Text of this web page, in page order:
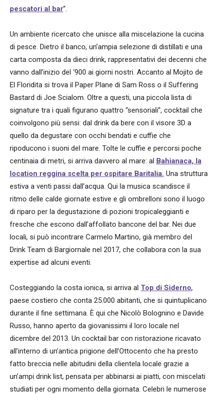
pescatori al bar”.
Un ambiente ricercato che unisce alla miscelazione la cucina
di pesce. Dietro il banco, un’ampia selezione di distillati e una
carta composta da dieci drink, rappresentativi dei decenni che
vanno dall’inizio del ‘900 ai giorni nostri. Accanto al Mojito de
El Floridita si trova il Paper Plane di Sam Ross o il Suffering
Bastard di Joe Scialom. Oltre a questi, una piccola lista di
signature tra i quali figurano quattro “sensoriali”, cocktail che
coinvolgono più sensi: dal drink da bere con il visore 3D a
quello da degustare con occhi bendati e cuffie che
ripoducono i suoni del mare. Tolte le cuffie e percorsi poche
centinaia di metri, si arriva davvero al mare: al Bahianaca, la
location reggina scelta per ospitare Baritalia. Una struttura
estiva a venti passi dall’acqua. Qui la musica scandisce il
ritmo delle calde giornate estive e gli ombrelloni sono il luogo
di riparo per la degustazione di pozioni tropicaleggianti e
fresche che escono dall’affollato bancone del bar. Nei due
locali, si può incontrare Carmelo Martino, già membro del
Drink Team di Bargiornale nel 2017, che collabora con la sua
expertise ad alcuni eventi.
Costeggiando la costa ionica, si arriva al Top di Siderno,
paese costiero che conta 25.000 abitanti, che si quintuplicano
durante il fine settimana. È qui che Nicolò Bolognino e Davide
Russo, hanno aperto da giovanissimi il loro locale nel
dicembre del 2013. Un cocktail bar con ristorazione ricavato
all’interno di un’antica prigione dell’Ottocento che ha presto
fatto breccia nelle abitudini della clientela locale grazie a
un’ampi drink list, pensata per abbinarsi ai piatti, con miscelati
studiati per ogni momento della giornata. Celebri le numerose